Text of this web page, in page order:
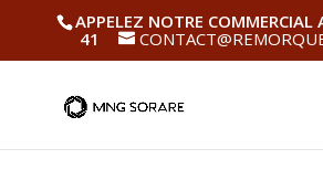
APPELEZ NOTRE
41